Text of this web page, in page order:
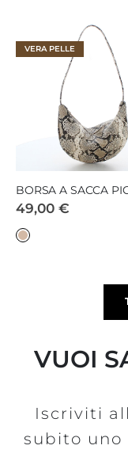
VERA PELLE
BORSA A SACCA
49,00 €
VUOI
Iscriviti
subito uno